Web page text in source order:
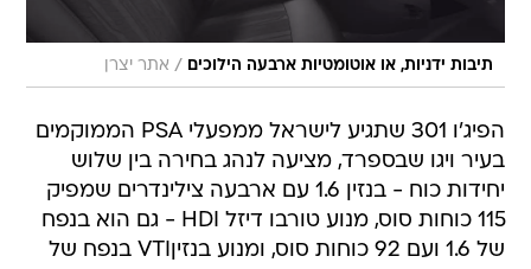
תיבות ידניות, או אוטומטיות ארבעה הילוכים / אתר יצרן
הפיג'ו 301 שתגיע לישראל ממפעלי PSA הממוקמים
בעיר ויגו שבספרד, מציעה לנהג בחירה בין שלוש
יחידות כוח - בנזין 1.6 עם ארבעה צילינדרים שמפיק
115 כוחות סוס, מנוע טורבו דיזל HDI - גם הוא בנפח
של 1.6 ועם 92 כוחות סוס, ומנוע בנזיןVTI בנפח של